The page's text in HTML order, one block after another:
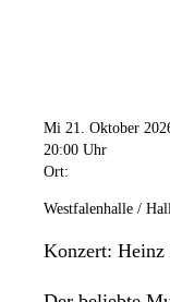
Mi 21. Oktober
20:00 Uhr
Ort:
Westfalenhalle /
Konzert: